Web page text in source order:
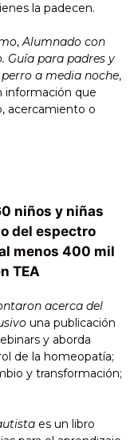
la padecen.
,Alumnado con
Guía para padres y
a media noche,
información que
acercamiento o
niños y niñas
del espectro
menos 400 mil
TEA
acerca del
una publicación
y aborda
de la homeopatía;
y transformación;
es un libro